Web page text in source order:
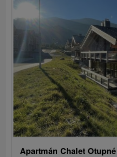
Apartmán Chalet